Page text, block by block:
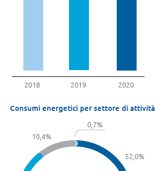
Consumi energetici per settore di attività